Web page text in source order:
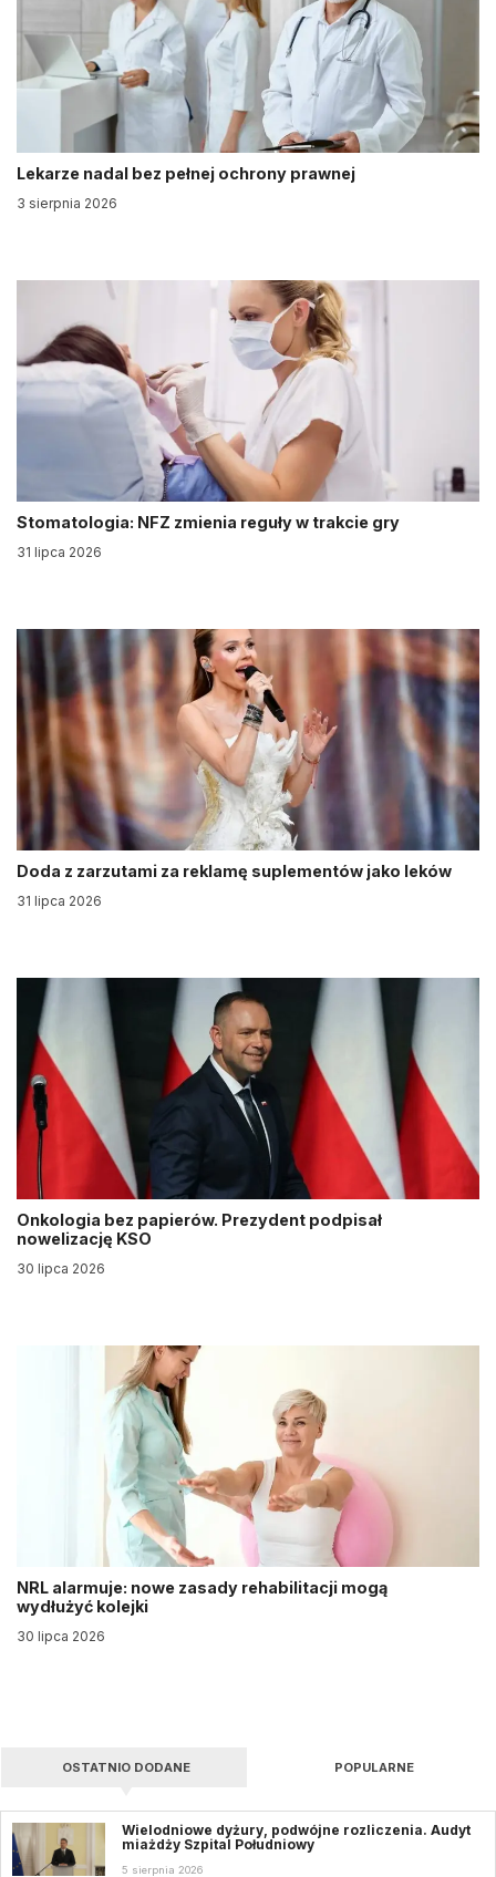
Lekarze nadal bez pełnej ochrony prawnej
3 sierpnia 2026
Stomatologia: NFZ zmienia reguły w trakcie gry
31 lipca 2026
Doda z zarzutami za reklamę suplementów jako leków
31 lipca 2026
Onkologia bez papierów. Prezydent podpisał
nowelizację KSO
30 lipca 2026
NRL alarmuje: nowe zasady rehabilitacji mogą
wydłużyć kolejki
30 lipca 2026
OSTATNIO DODANE POPULARNE
Wielodniowe dyżury, podwójne rozliczenia. Audyt
miażdży Szpital Południowy
5 sierpnia 2026